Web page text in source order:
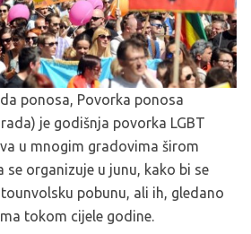
ponosa, Povorka ponosa
je godišnja povorka LGBT
u mnogim gradovima širom
se organizuje u junu, kako bi se
pobunu, ali ih, gledano
tokom cijele godine.